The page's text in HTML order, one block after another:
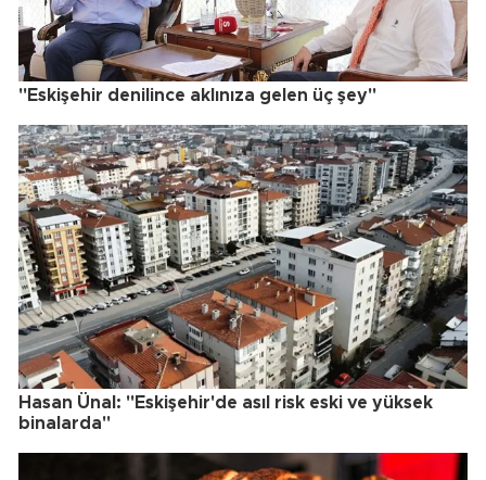
"Eskişehir denilince aklınıza gelen üç şey"
Hasan Ünal: "Eskişehir'de asıl risk eski ve yüksek
binalarda"